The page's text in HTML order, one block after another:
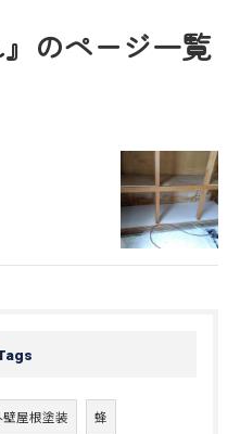
のページ一覧
壁屋根塗装 蜂